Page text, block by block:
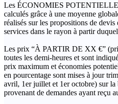
Les ÉCONOMIES
calculés grâce à une moyenne
réalisés sur les propositions de devis
services dans le rayon à partir
Les prix “À PARTIR DE XX €”
toutes les demi-heures et sont
prix maximum et économies
en pourcentage sont mises à jour
avril, 1er juillet et 1er octobre) sur la
provenant de demandes ayant reçu